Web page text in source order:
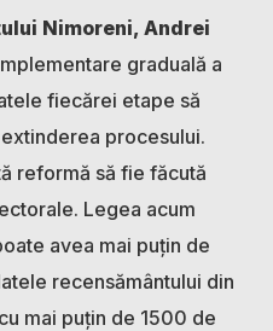
Nimoreni, Andrei
graduală a
fiecărei etape să
procesului.
reformă să fie făcută
Legea acum
avea mai puțin de
recensământului din
mai puțin de 1500 de